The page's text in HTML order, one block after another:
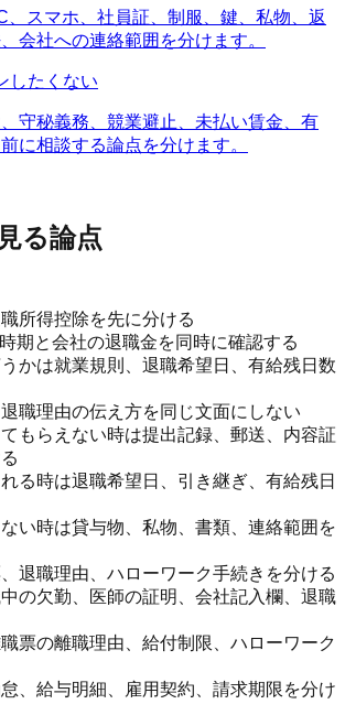
、スマホ、社員証、制服、鍵、私物、返
会社への連絡範囲を分けます。
したくない
守秘義務、競業避止、未払い賃金、有
に相談する論点を分けます。
る論点
所得控除を先に分ける
期と会社の退職金を同時に確認する
かは就業規則、退職希望日、有給残日数
職理由の伝え方を同じ文面にしない
もらえない時は提出記録、郵送、内容証
る時は退職希望日、引き継ぎ、有給残日
い時は貸与物、私物、書類、連絡範囲を
退職理由、ハローワーク手続きを分ける
の欠勤、医師の証明、会社記入欄、退職
票の離職理由、給付制限、ハローワーク
、給与明細、雇用契約、請求期限を分け